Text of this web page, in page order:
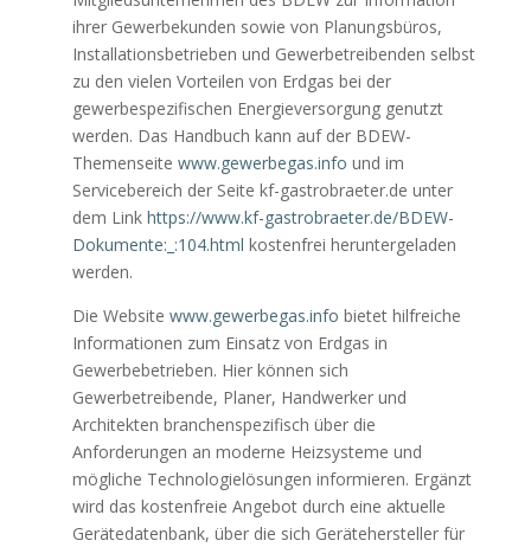
ihrer Gewerbekunden sowie von Planungsbüros,
Installationsbetrieben und Gewerbetreibenden selbst
zu den vielen Vorteilen von Erdgas bei der
gewerbespezifischen Energieversorgung genutzt
werden. Das Handbuch kann auf der BDEW-
Themenseitewww.gewerbegas.info und im
Servicebereich der Seite kf-gastrobraeter.de unter
dem Linkhttps://www.kf-gastrobraeter.de/BDEW-
Dokumente:_:104.html kostenfrei heruntergeladen
werden.
Die Websitewww.gewerbegas.info bietet hilfreiche
Informationen zum Einsatz von Erdgas in
Gewerbebetrieben. Hier können sich
Gewerbetreibende, Planer, Handwerker und
Architekten branchenspezifisch über die
Anforderungen an moderne Heizsysteme und
mögliche Technologielösungen informieren. Ergänzt
wird das kostenfreie Angebot durch eine aktuelle
Gerätedatenbank, über die sich Gerätehersteller für